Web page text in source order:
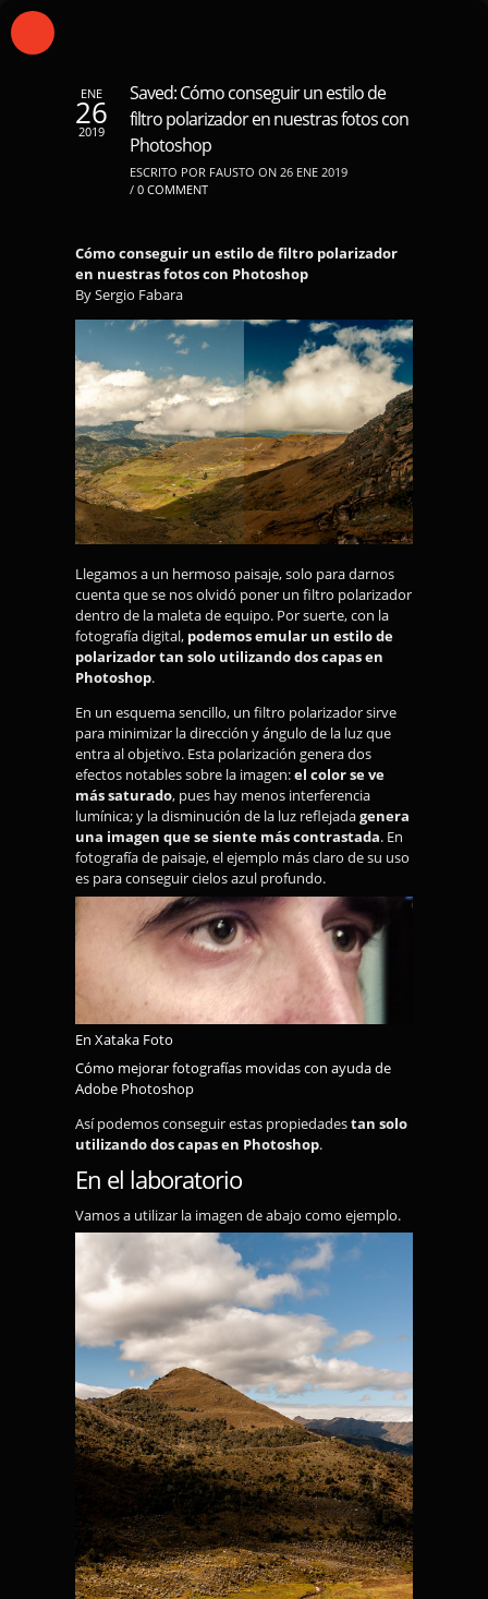
ENE
26
2019
Saved: Cómo conseguir un estilo de
filtro polarizador en nuestras fotos con
Photoshop
ESCRITO POR FAUSTO ON 26 ENE 2019
/ 0 COMMENT
Cómo conseguir un estilo de filtro polarizador
en nuestras fotos con Photoshop
By Sergio Fabara
Llegamos a un hermoso paisaje, solo para darnos
cuenta que se nos olvidó poner un filtro polarizador
dentro de la maleta de equipo. Por suerte, con la
fotografía digital, podemos emular un estilo de
polarizador tan solo utilizando dos capas en
Photoshop.
En un esquema sencillo, un filtro polarizador sirve
para minimizar la dirección y ángulo de la luz que
entra al objetivo. Esta polarización genera dos
efectos notables sobre la imagen:el color se ve
más saturado, pues hay menos interferencia
lumínica; y la disminución de la luz reflejadagenera
una imagen que se siente más contrastada. En
fotografía de paisaje, el ejemplo más claro de su uso
es para conseguir cielos azul profundo.
En Xataka Foto
Cómo mejorar fotografías movidas con ayuda de
Adobe Photoshop
Así podemos conseguir estas propiedadestan solo
utilizando dos capas en Photoshop.
En el laboratorio
Vamos a utilizar la imagen de abajo como ejemplo.